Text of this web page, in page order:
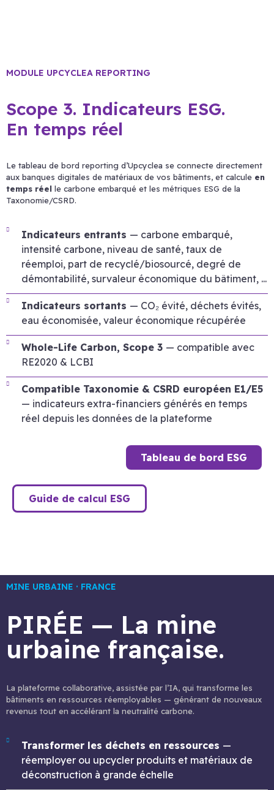
MODULE UPCYCLEA REPORTING
Scope 3. Indicateurs ESG.
En temps réel
Le tableau de bord reporting d’Upcyclea se connecte directement
aux banques digitales de matériaux de vos bâtiments, et calcule en
temps réel le carbone embarqué et les métriques ESG de la
Taxonomie/CSRD.
Indicateurs entrants — carbone embarqué,
intensité carbone, niveau de santé, taux de
réemploi, part de recyclé/biosourcé, degré de
démontabilité, survaleur économique du bâtiment, ...
Indicateurs sortants — CO₂ évité, déchets évités,
eau économisée, valeur économique récupérée
Whole-Life Carbon, Scope 3 — compatible avec
RE2020 & LCBI
Compatible Taxonomie & CSRD européen E1/E5
— indicateurs extra-financiers générés en temps
réel depuis les données de la plateforme
Tableau de bord ESG
Guide de calcul ESG
MINE URBAINE · FRANCE
PIRÉE — La mine
urbaine française.
La plateforme collaborative, assistée par l’IA, qui transforme les
bâtiments en ressources réemployables — générant de nouveaux
revenus tout en accélérant la neutralité carbone.
Transformer les déchets en ressources —
réemployer ou upcycler produits et matériaux de
déconstruction à grande échelle